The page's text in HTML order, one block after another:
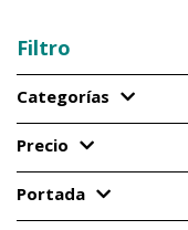
Filtro
Categorías
Precio
Portada